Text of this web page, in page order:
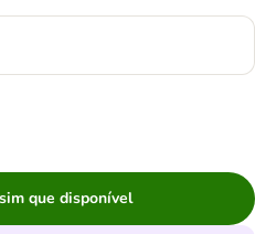
que disponível